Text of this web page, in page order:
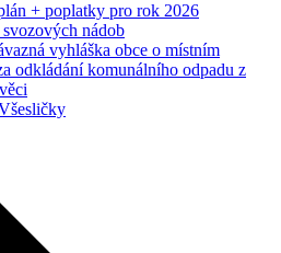
+ poplatky pro rok 2026
nádob
vyhláška obce o místním
odkládání komunálního odpadu z